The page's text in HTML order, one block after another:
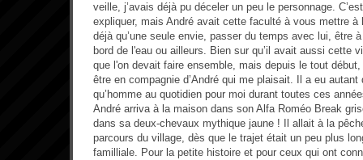
veille, j’avais déjà pu déceler un peu le personnage.
expliquer, mais André avait cette faculté à vous mettre à
déjà qu’une seule envie, passer du temps avec lui, être
bord de l'eau ou ailleurs. Bien sur qu’il avait aussi cette
que l'on devait faire ensemble, mais depuis le tout
être en compagnie d’André qui me plaisait. Il a eu autant
qu’homme au quotidien pour moi durant toutes ces
André arriva à la maison dans son Alfa Roméo Break
dans sa deux-chevaux mythique jaune ! Il allait à la
parcours du village, dès que le trajet était un peu plus
familliale. Pour la petite histoire et pour ceux qui ont